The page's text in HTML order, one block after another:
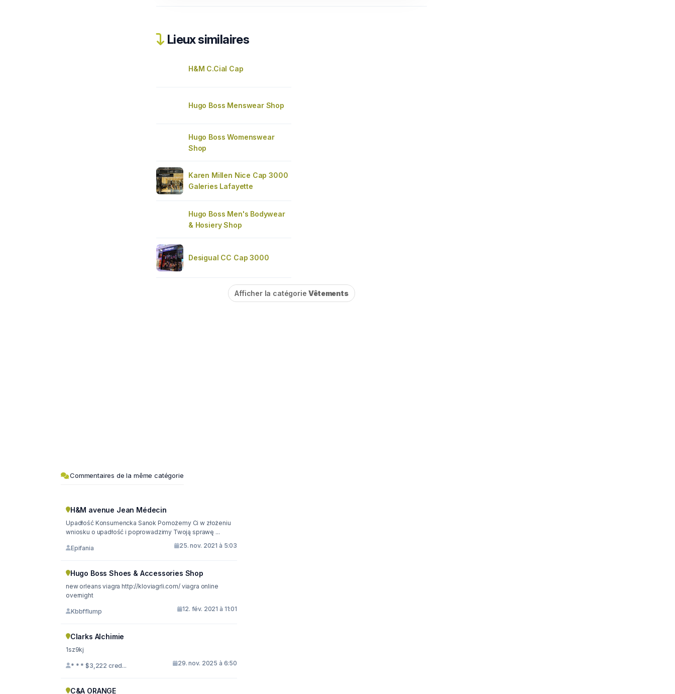
Lieux similaires
H&M C.Cial Cap
Hugo Boss Menswear Shop
Hugo Boss Womenswear
Shop
Karen Millen Nice Cap 3000
Galeries Lafayette
Hugo Boss Men's Bodywear
& Hosiery Shop
Desigual CC Cap 3000
Afficher la catégorieVêtements
Commentaires de la même catégorie
H&M avenue Jean Médecin
Upadłość Konsumencka Sanok Pomożemy Ci w złożeniu
wniosku o upadłość i poprowadzimy Twoją sprawę ...
Epifania 25. nov. 2021 à 5:03
Hugo Boss Shoes & Accessories Shop
new orleans viagra http://kloviagrli.com/ viagra online
overnight
Kbbfflump 12. fév. 2021 à 11:01
Clarks Alchimie
1sz9kj
* * * $3,222 cred... 29. nov. 2025 à 6:50
C&A ORANGE